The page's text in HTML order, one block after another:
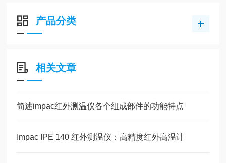
产品分类
相关文章
简述impac红外测温仪各个组成部件的功能特点
Impac IPE 140 红外测温仪：高精度红外高温计